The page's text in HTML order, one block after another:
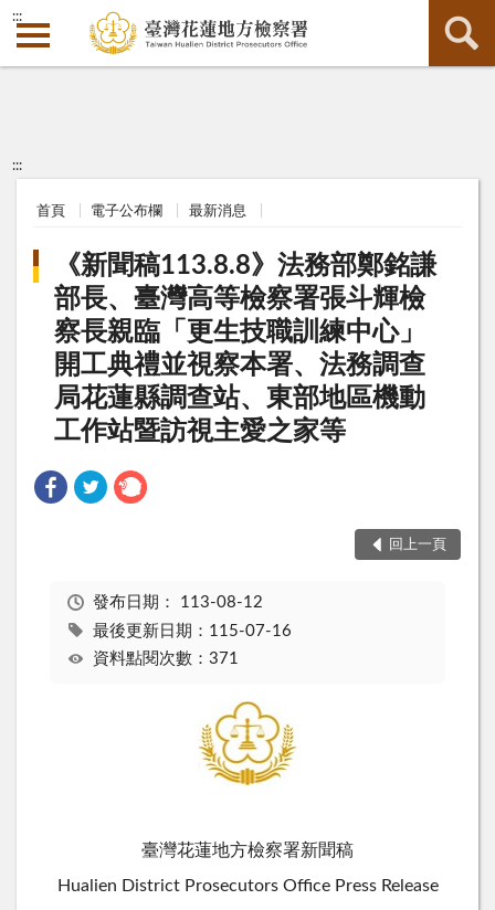
:::
:::
首頁 電子公布欄 最新消息
《新聞稿113.8.8》法務部鄭銘謙
部長、臺灣高等檢察署張斗輝檢
察長親臨「更生技職訓練中心」
開工典禮並視察本署、法務調查
局花蓮縣調查站、東部地區機動
工作站暨訪視主愛之家等
回上一頁
發布日期： 113-08-12
最後更新日期：115-07-16
資料點閱次數：371
臺灣花蓮地方檢察署新聞稿
Hualien District Prosecutors Office Press Release